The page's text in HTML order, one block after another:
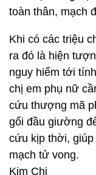
toàn thân, mạch
Khi có các triệu
ra đó là hiện
nguy hiểm tới
chị em phụ nữ
cứu thượng mã
gối đầu giường
cứu kịp thời,
mạch tử vong.
Kim Chi